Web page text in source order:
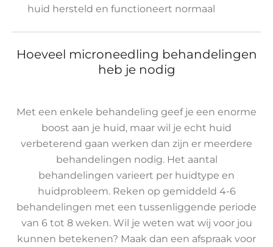
huid hersteld en functioneert normaal
Hoeveel microneedling behandelingen
heb je nodig
Met een enkele behandeling geef je een enorme
boost aan je huid, maar wil je echt huid
verbeterend gaan werken dan zijn er meerdere
behandelingen nodig. Het aantal
behandelingen varieert per huidtype en
huidprobleem. Reken op gemiddeld 4-6
behandelingen met een tussenliggende periode
van 6 tot 8 weken. Wil je weten wat wij voor jou
kunnen betekenen? Maak dan een afspraak voor